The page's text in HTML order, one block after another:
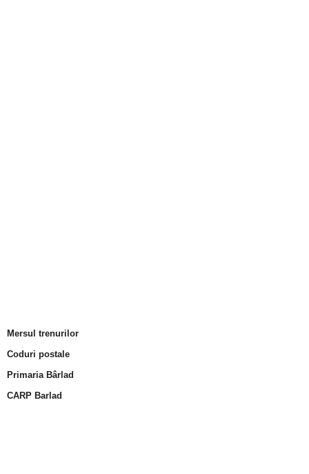
Mersul trenurilor
Coduri postale
Primaria Bârlad
CARP Barlad